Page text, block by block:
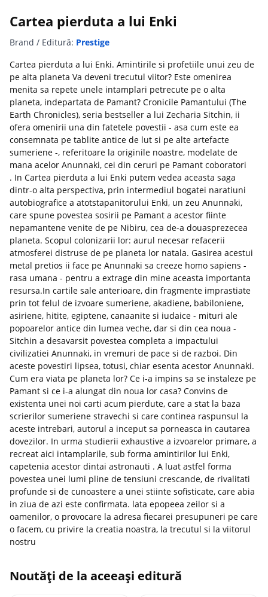
Cartea pierduta a lui Enki
Brand / Editură: Prestige
Cartea pierduta a lui Enki. Amintirile si profetiile unui zeu de
pe alta planeta Va deveni trecutul viitor? Este omenirea
menita sa repete unele intamplari petrecute pe o alta
planeta, indepartata de Pamant? Cronicile Pamantului (The
Earth Chronicles), seria bestseller a lui Zecharia Sitchin, ii
ofera omenirii una din fatetele povestii - asa cum este ea
consemnata pe tablite antice de lut si pe alte artefacte
sumeriene -, referitoare la originile noastre, modelate de
mana acelor Anunnaki, cei din ceruri pe Pamant coboratori
. In Cartea pierduta a lui Enki putem vedea aceasta saga
dintr-o alta perspectiva, prin intermediul bogatei naratiuni
autobiografice a atotstapanitorului Enki, un zeu Anunnaki,
care spune povestea sosirii pe Pamant a acestor fiinte
nepamantene venite de pe Nibiru, cea de-a douasprezecea
planeta. Scopul colonizarii lor: aurul necesar refacerii
atmosferei distruse de pe planeta lor natala. Gasirea acestui
metal pretios ii face pe Anunnaki sa creeze homo sapiens -
rasa umana - pentru a extrage din mine aceasta importanta
resursa.In cartile sale anterioare, din fragmente imprastiate
prin tot felul de izvoare sumeriene, akadiene, babiloniene,
asiriene, hitite, egiptene, canaanite si iudaice - mituri ale
popoarelor antice din lumea veche, dar si din cea noua -
Sitchin a desavarsit povestea completa a impactului
civilizatiei Anunnaki, in vremuri de pace si de razboi. Din
aceste povestiri lipsea, totusi, chiar esenta acestor Anunnaki.
Cum era viata pe planeta lor? Ce i-a impins sa se instaleze pe
Pamant si ce i-a alungat din noua lor casa? Convins de
existenta unei noi carti acum pierdute, care a stat la baza
scrierilor sumeriene stravechi si care continea raspunsul la
aceste intrebari, autorul a inceput sa porneasca in cautarea
dovezilor. In urma studierii exhaustive a izvoarelor primare, a
recreat aici intamplarile, sub forma amintirilor lui Enki,
capetenia acestor dintai astronauti . A luat astfel forma
povestea unei lumi pline de tensiuni crescande, de rivalitati
profunde si de cunoastere a unei stiinte sofisticate, care abia
in ziua de azi este confirmata. lata epopeea zeilor si a
oamenilor, o provocare la adresa fiecarei presupuneri pe care
o facem, cu privire la creatia noastra, la trecutul si la viitorul
nostru
Noutăți de la aceeași editură